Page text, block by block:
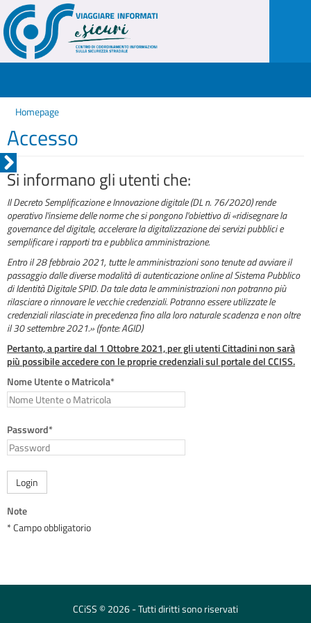
Homepage
Accesso
Si informano gli utenti che:
Il Decreto Semplificazione e Innovazione digitale (DL n. 76/2020) rende
operativo l'insieme delle norme che si pongono l'obiettivo di «ridisegnare la
governance del digitale, accelerare la digitalizzazione dei servizi pubblici e
semplificare i rapporti tra e pubblica amministrazione.
Entro il 28 febbraio 2021, tutte le amministrazioni sono tenute ad avviare il
passaggio dalle diverse modalità di autenticazione online al Sistema Pubblico
di Identità Digitale SPID. Da tale data le amministrazioni non potranno più
rilasciare o rinnovare le vecchie credenziali. Potranno essere utilizzate le
credenziali rilasciate in precedenza fino alla loro naturale scadenza e non oltre
il 30 settembre 2021.» (fonte: AGID)
Pertanto, a partire dal 1 Ottobre 2021, per gli utenti Cittadini non sarà
più possibile accedere con le proprie credenziali sul portale del CCISS.
Nome Utente o Matricola*
Password*
Login
Note
* Campo obbligatorio
CCiSS © 2026 - Tutti diritti sono riservati